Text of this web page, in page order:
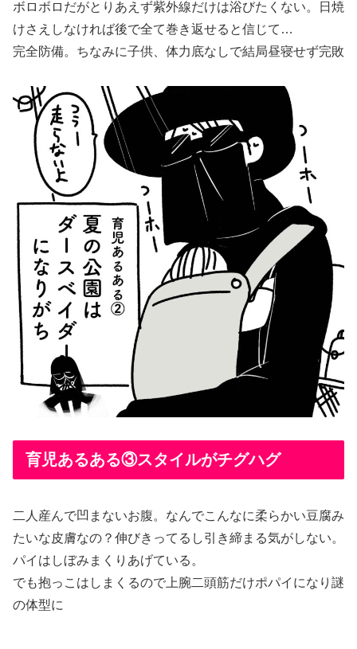
ボロボロだがとりあえず紫外線だけは浴びたくない。日焼
けさえしなければ後で全て巻き返せると信じて…
完全防備。ちなみに子供、体力底なしで結局昼寝せず完敗
育児あるある③スタイルがチグハグ
二人産んで凹まないお腹。なんでこんなに柔らかい豆腐み
たいな皮膚なの？伸びきってるし引き締まる気がしない。
パイはしぼみまくりあげている。
でも抱っこはしまくるので上腕二頭筋だけポパイになり謎
の体型に